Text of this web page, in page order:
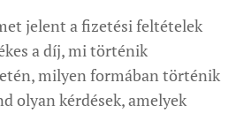
jelent a fizetési feltételek
a díj, mi történik
milyen formában történik
olyan kérdések, amelyek